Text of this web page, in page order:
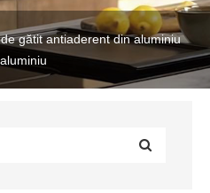
gătit antiaderent din aluminiu